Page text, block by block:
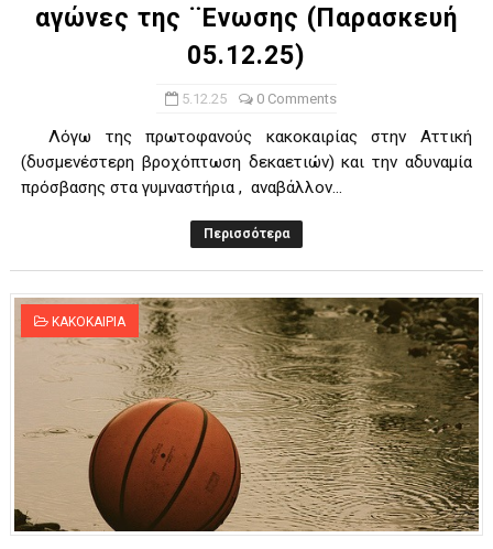
αγώνες της ¨Ενωσης (Παρασκευή
05.12.25)
5.12.25 0 Comments
Λόγω της πρωτοφανούς κακοκαιρίας στην Αττική
(δυσμενέστερη βροχόπτωση δεκαετιών) και την αδυναμία
πρόσβασης στα γυμναστήρια , αναβάλλον...
Περισσότερα
ΚΑΚΟΚΑΙΡΙΑ